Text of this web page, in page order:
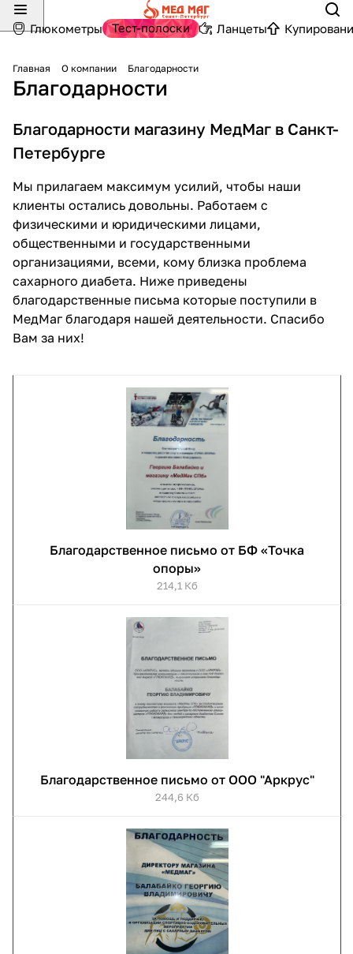
Глюкометры Тест-полоски Ланцеты
Главная О компании Благодарности
Благодарности
Благодарности магазину МедМаг в Санкт-
Петербурге
Мы прилагаем максимум усилий, чтобы наши
клиенты остались довольны. Работаем с
физическими и юридическими лицами,
общественными и государственными
организациями, всеми, кому близка проблема
сахарного диабета. Ниже приведены
благодарственные письма которые поступили в
МедМаг благодаря нашей деятельности. Спасибо
Вам за них!
Благодарственное письмо от БФ «Точка
опоры»
214,1 Кб
Благодарственное письмо от ООО "Аркрус"
244,6 Кб